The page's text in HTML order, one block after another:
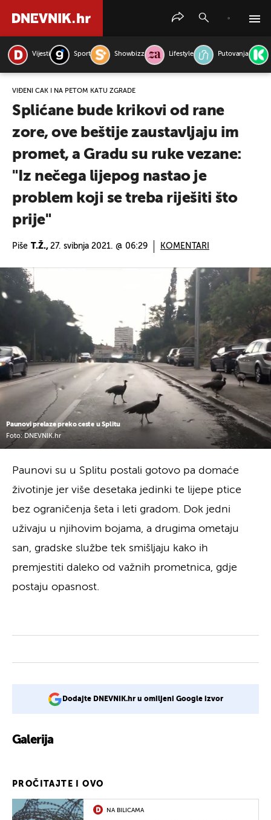
Vijesti Sport Showbizz Lifestyle Putovanja
VIĐENI ČAK I NA PETOM KATU ZGRADE
Splićane bude krikovi od rane
zore, ove beštije zaustavljaju im
promet, a Gradu su ruke vezane:
"Iz nečega lijepog nastao je
problem koji se treba riješiti što
prije"
Piše T.Ž., 27. svibnja 2021. @ 06:29 KOMENTARI
Paunovi prelaze preko ceste u Splitu
Foto: DNEVNIK.hr
Paunovi su u Splitu postali gotovo pa domaće
životinje jer više desetaka jedinki te lijepe ptice
bez ograničenja šeta i leti gradom. Dok jedni
uživaju u njihovim bojama, a drugima ometaju
san, gradske službe tek smišljaju kako ih
premjestiti daleko od važnih prometnica, gdje
postaju opasnost.
Dodajte DNEVNIK.hr u omiljeni Google izvor
Galerija
PROČITAJTE I OVO
NA BILICAMA
PRETRAŽITE VIJESTI